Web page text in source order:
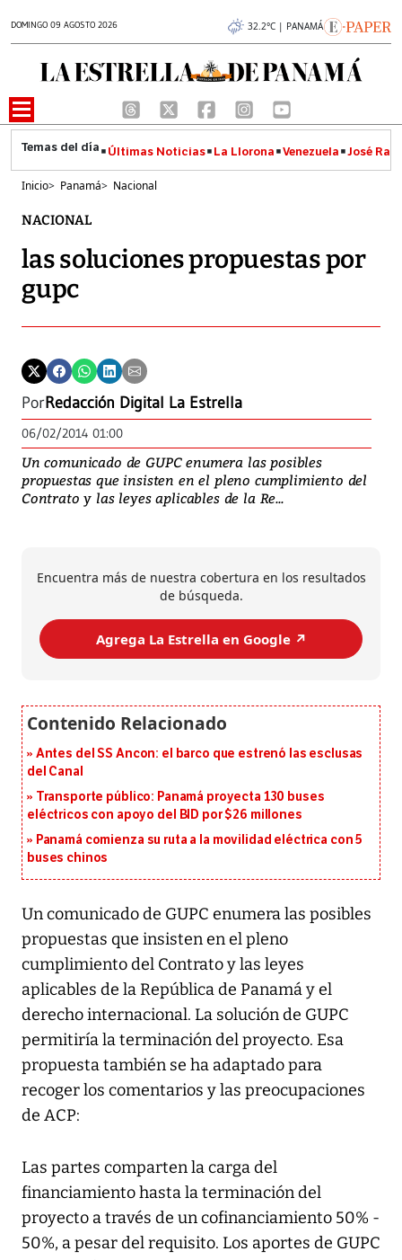
DOMINGO 09 AGOSTO 2026 32.2°C | PANAMÁ
Últimas Noticias La Llorona Venezuela José
Inicio> Panamá> Nacional
NACIONAL
las soluciones propuestas por
gupc
PorRedacción Digital La Estrella
06/02/2014 01:00
Un comunicado de GUPC enumera las posibles
propuestas que insisten en el pleno cumplimiento del
Contrato y las leyes aplicables de la Re...
Encuentra más de nuestra cobertura en los resultados
de búsqueda.
Agrega La Estrella en Google ↗️
Antes del SS Ancon: el barco que estrenó las esclusas
del Canal
Transporte público: Panamá proyecta 130 buses
eléctricos con apoyo del BID por $26 millones
Panamá comienza su ruta a la movilidad eléctrica con 5
buses chinos
Un comunicado de GUPC enumera las posibles
propuestas que insisten en el pleno
cumplimiento del Contrato y las leyes
aplicables de la República de Panamá y el
derecho internacional. La solución de GUPC
permitiría la terminación del proyecto. Esa
propuesta también se ha adaptado para
recoger los comentarios y las preocupaciones
de ACP:
Las partes comparten la carga del
financiamiento hasta la terminación del
proyecto a través de un cofinanciamiento 50% -
50%, a pesar del requisito. Los aportes de GUPC